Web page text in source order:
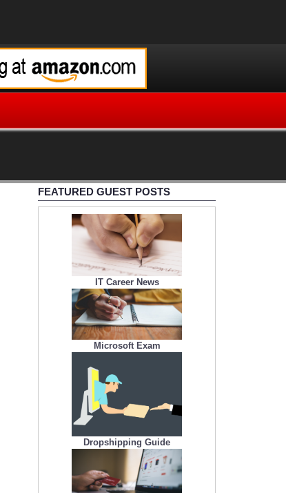
FEATURED GUEST POSTS
IT Career News
Microsoft Exam
Dropshipping Guide